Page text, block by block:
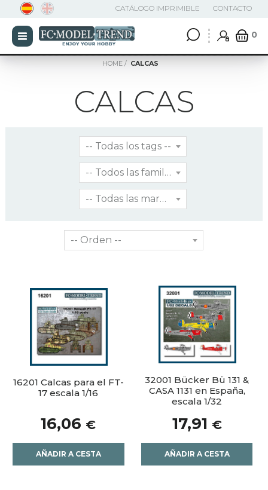
0
CATÁLOGO IMPRIMIBLE CONTACTO
HOME CALCAS
CALCAS
16201 Calcas para el FT-
17 escala 1/16
16,06 €
AÑADIR A CESTA
32001 Bücker Bü 131 &
CASA 1131 en España,
escala 1/32
17,91 €
AÑADIR A CESTA